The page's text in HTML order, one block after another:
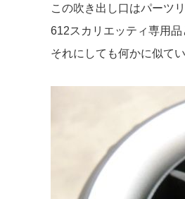
この吹き出し口はパーツ
612スカリエッティ専用品
それにしても何かに似てい